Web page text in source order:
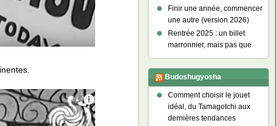
Finir une année, commencer
une autre (version 2026)
Rentrée 2025 : un billet
marronnier, mais pas que
Budoshugyosha
Comment choisir le jouet
idéal, du Tamagotchi aux
dernières tendances